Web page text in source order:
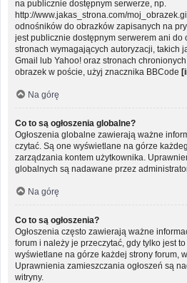
na publicznie dostępnym serwerze, np.
http://www.jakas_strona.com/
odnośników do obrazków zapisanych na
jest publicznie dostępnym serwerem ani do
stronach wymagających autoryzacji, takich
Gmail lub Yahoo! oraz stronach
obrazek w poście, użyj znacznika BBCode
Na górę
Co to są ogłoszenia globalne?
Ogłoszenia globalne zawierają ważne
czytać. Są one wyświetlane na górze
zarządzania kontem użytkownika.
globalnych są nadawane przez
Na górę
Co to są ogłoszenia?
Ogłoszenia często zawierają ważne
forum i należy je przeczytać, gdy tylko jest
wyświetlane na górze każdej strony forum,
Uprawnienia zamieszczania ogłoszeń są
witryny.